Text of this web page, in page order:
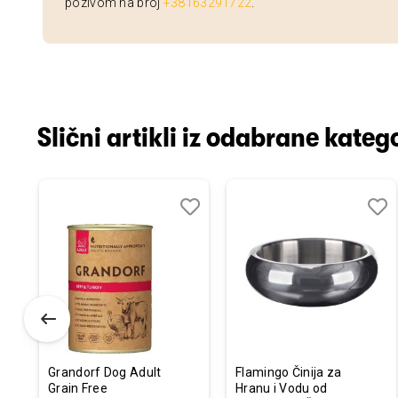
Slični artikli iz odabrane
Grandorf Dog Adult
Grain Free
Flamingo Činija za
Hranu i Vodu od
listu
želja